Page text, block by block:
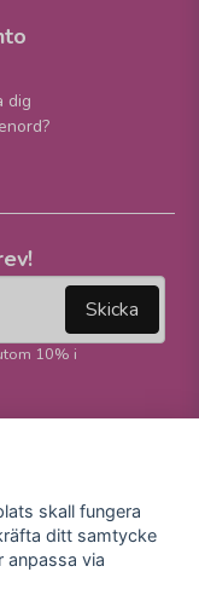
dig
Skicka
10% i
skall fungera
ditt samtycke
anpassa via